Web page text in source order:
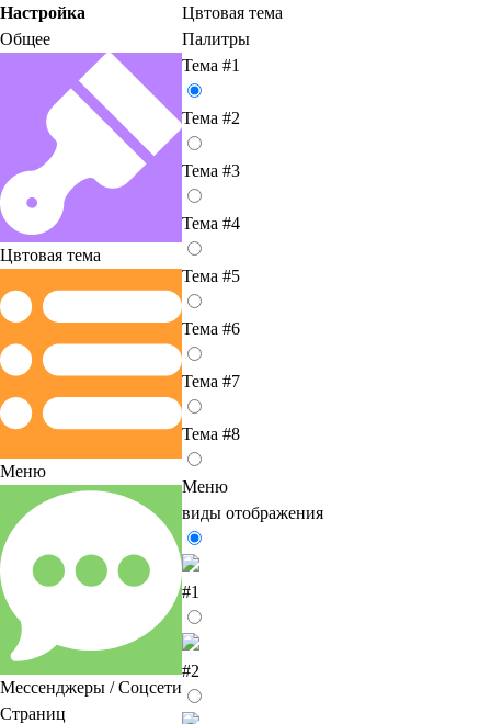
Настройка
Общее
Цвтовая тема
Меню
Мессенджеры / Соцсети
Страниц
Цвтовая тема
Палитры
Тема #1
Тема #2
Тема #3
Тема #4
Тема #5
Тема #6
Тема #7
Тема #8
Меню
виды отображения
#1
#2